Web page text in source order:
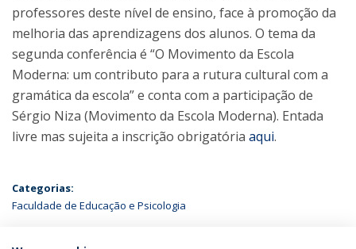
professores deste nível de ensino, face à promoção da
melhoria das aprendizagens dos alunos. O tema da
segunda conferência é “O Movimento da Escola
Moderna: um contributo para a rutura cultural com a
gramática da escola” e conta com a participação de
Sérgio Niza (Movimento da Escola Moderna). Entada
livre mas sujeita a inscrição obrigatória aqui.
Categorias:
Faculdade de Educação e Psicologia